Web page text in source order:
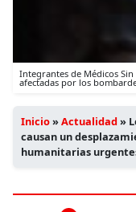
Integrantes de Médicos
afectadas por los
Inicio»Actualidad»
causan un
humanitarias